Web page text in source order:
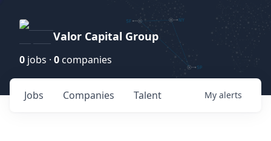
Valor Capital Group
0 jobs · 0 companies
Jobs Companies Talent My alerts